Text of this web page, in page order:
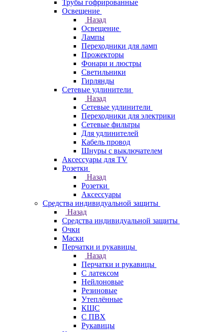
Трубы гофрированные
Освещение
Назад
Освещение
Лампы
Переходники для ламп
Прожекторы
Фонари и люстры
Светильники
Гирлянды
Сетевые удлинители
Назад
Сетевые удлинители
Переходники для электрики
Сетевые фильтры
Для удлинителей
Кабель провод
Шнуры с выключателем
Аксессуары для TV
Розетки
Назад
Розетки
Аксессуары
Средства индивидуальной защиты
Назад
Средства индивидуальной защиты
Очки
Маски
Перчатки и рукавицы
Назад
Перчатки и рукавицы
С латексом
Нейлоновые
Резиновые
Утеплённые
КЩС
С ПВХ
Рукавицы